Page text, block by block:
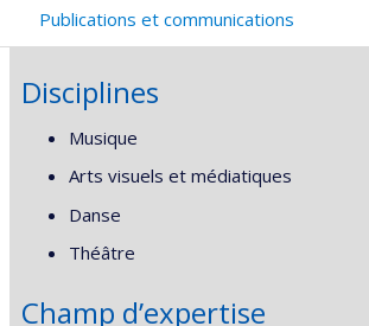
Publications et communications
Disciplines
Musique
Arts visuels et médiatiques
Danse
Théâtre
Champ d’expertise